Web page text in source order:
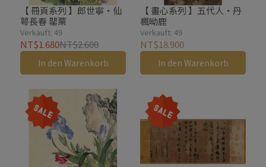
【 冊頁系列 】郎世寧・仙
萼長春 罌粟
Verkauft: 49
NT$1.680NT$2.600
In den Warenkorb
【 畫心系列 】五代人・丹
楓呦鹿
Verkauft: 49
NT$18.900
In den Warenkorb